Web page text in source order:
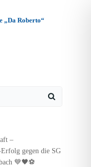
„Da Roberto“
–
gegen die SG
💙🖤⚽